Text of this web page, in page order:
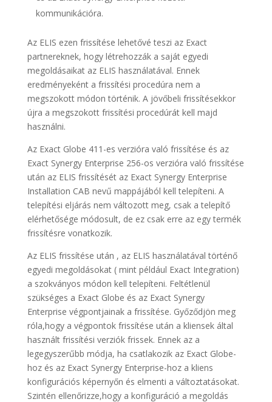
kommunikációra.
Az ELIS ezen frissítése lehetővé teszi az Exact
partnereknek, hogy létrehozzák a saját egyedi
megoldásaikat az ELIS használatával. Ennek
eredményeként a frissítési procedúra nem a
megszokott módon történik. A jövőbeli frissítésekkor
újra a megszokott frissítési procedúrát kell majd
használni.
Az Exact Globe 411-es verzióra való frissítése és az
Exact Synergy Enterprise 256-os verzióra való frissítése
után az ELIS frissítését az Exact Synergy Enterprise
Installation CAB nevű mappájából kell telepíteni. A
telepítési eljárás nem változott meg, csak a telepítő
elérhetősége módosult, de ez csak erre az egy termék
frissítésre vonatkozik.
Az ELIS frissítése után , az ELIS használatával történő
egyedi megoldásokat ( mint például Exact Integration)
a szokványos módon kell telepíteni. Feltétlenül
szükséges a Exact Globe és az Exact Synergy
Enterprise végpontjainak a frissítése. Győződjön meg
róla,hogy a végpontok frissítése után a kliensek által
használt frissítési verziók frissek. Ennek az a
legegyszerűbb módja, ha csatlakozik az Exact Globe-
hoz és az Exact Synergy Enterprise-hoz a kliens
konfigurációs képernyőn és elmenti a változtatásokat.
Szintén ellenőrizze,hogy a konfiguráció a megoldás